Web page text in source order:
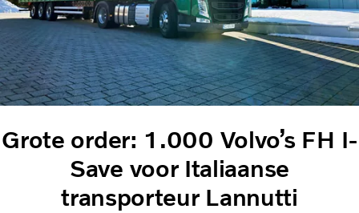
Grote order: 1.000 Volvo’s FH I-
Save voor Italiaanse
transporteur Lannutti